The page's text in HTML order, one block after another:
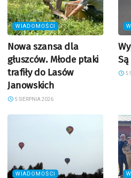
WIADOMOŚCI
Nowa szansa dla
głuszców. Młode ptaki
trafiły do Lasów
Janowskich
5 SIERPNIA 2026
5
WIADOMOŚCI